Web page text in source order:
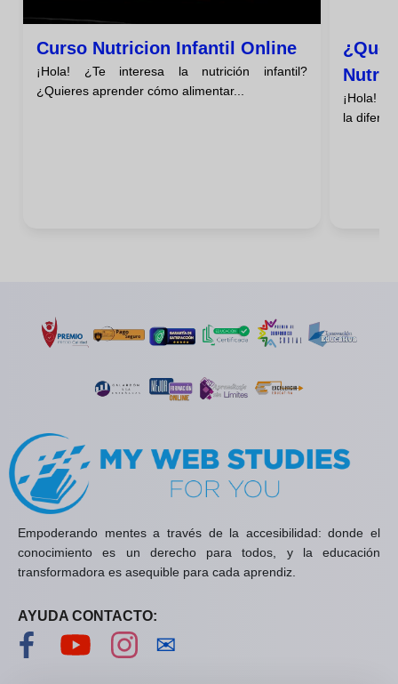
Curso Nutricion Infantil Online
¡Hola! ¿Te interesa la nutrición infantil?
¿Quieres aprender cómo alimentar...
¿qué
¡Hola!
la
Empoderando mentes a través de la accesibilidad: donde el
conocimiento es un derecho para todos, y la educación
transformadora es asequible para cada aprendiz.
AYUDA CONTACTO:
Visítanos en Facebook
Visítanos en YouTube
Visítanos en Instagram
✉